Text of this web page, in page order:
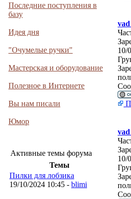
Последние поступления в
базу
Идея дня
"Очумелые ручки"
Мастерская и оборудование
Полезное в Интернете
Вы нам писали
Юмор
Активные темы форума
Темы
Пилки для лобзика
19/10/2024 10:45 - blimi
10/
10/